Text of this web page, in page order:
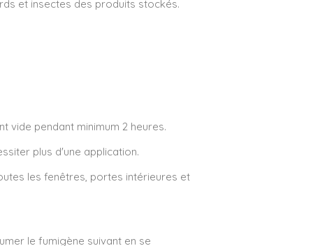
et insectes des produits stockés.
vide pendant minimum 2 heures.
plus d'une application.
les fenêtres, portes intérieures et
le fumigène suivant en se